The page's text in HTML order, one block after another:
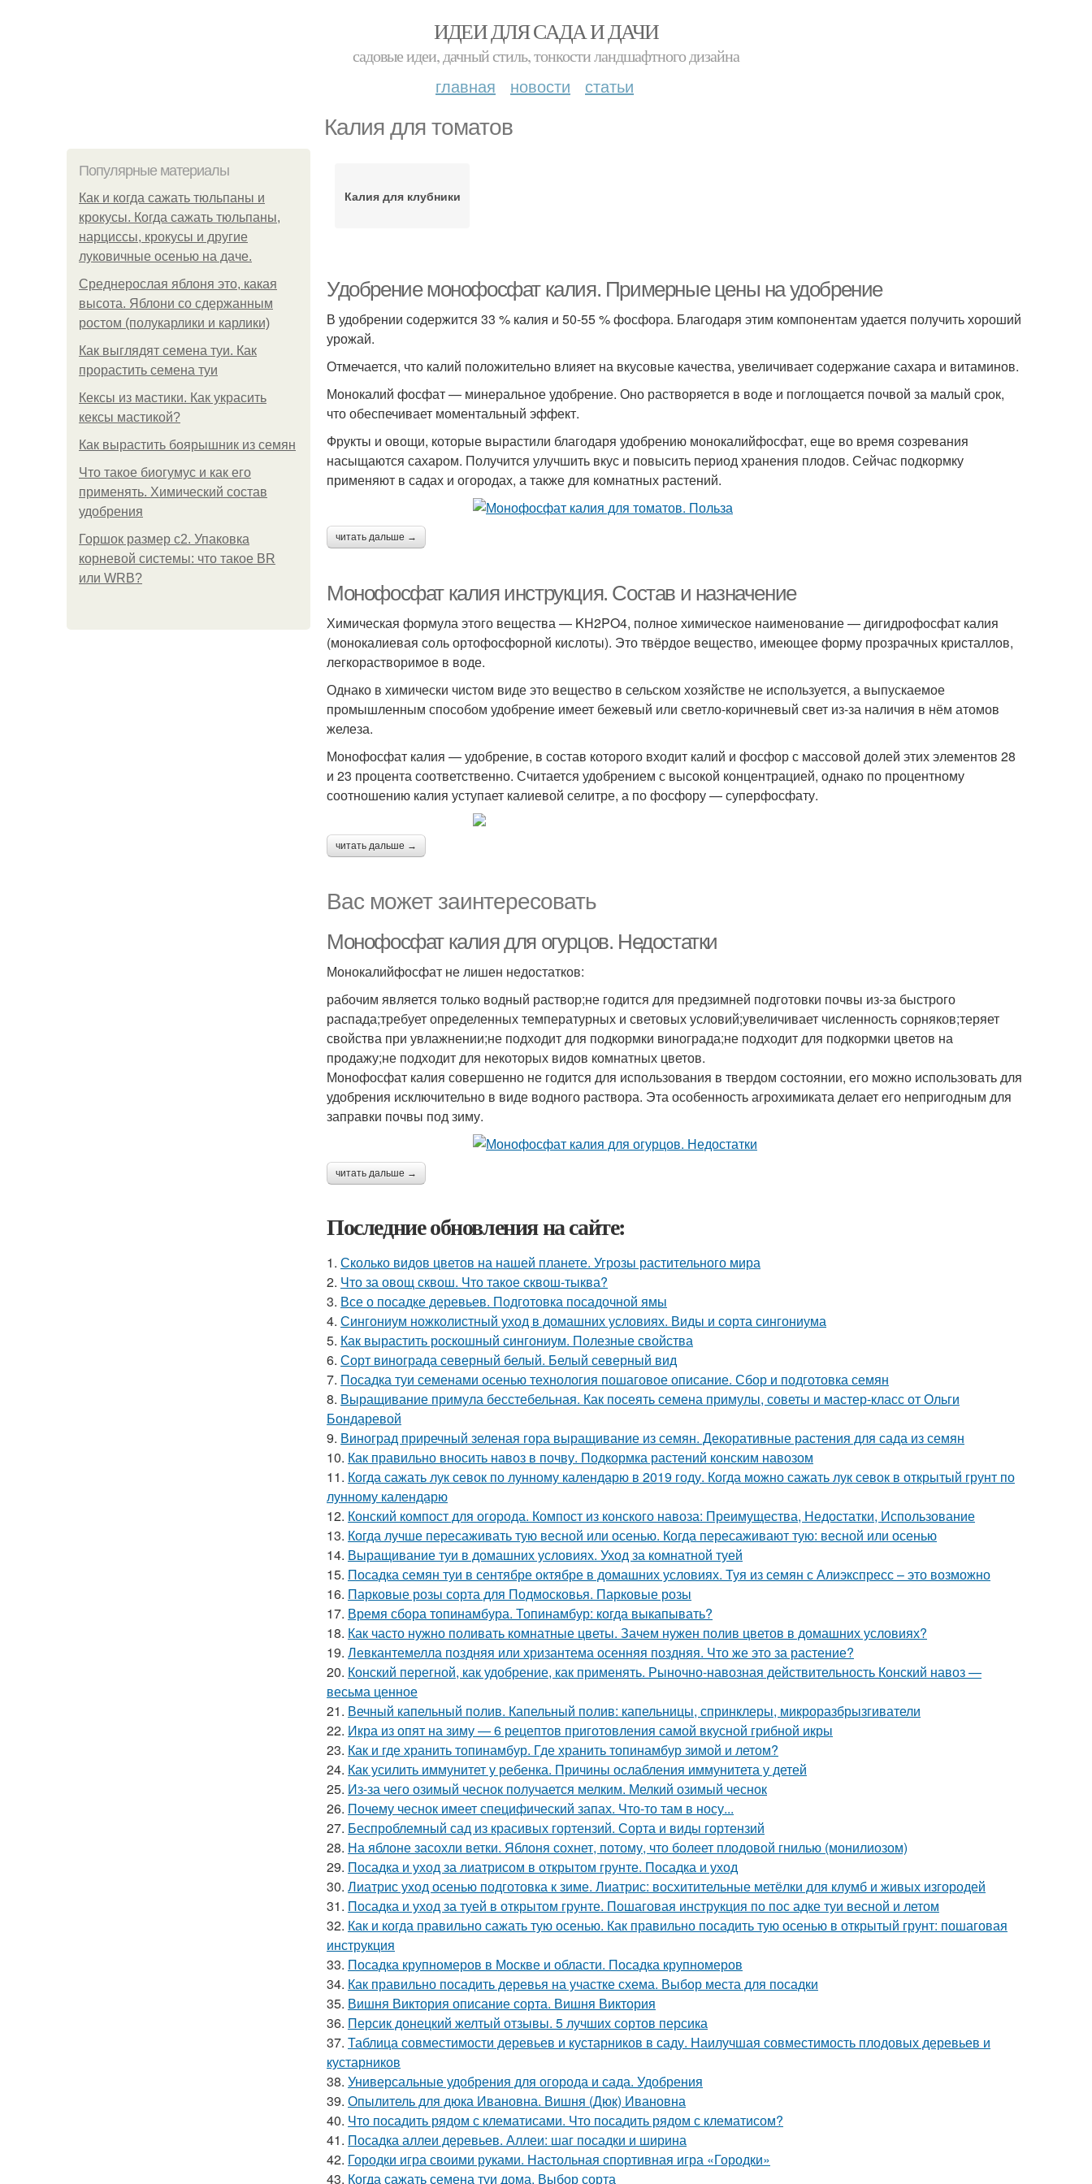
ИДЕИ ДЛЯ САДА И ДАЧИ
садовые идеи, дачный стиль, тонкости ландшафтного дизайна
главная новости статьи
Калия для томатов
Популярные материалы
Как и когда сажать тюльпаны и
крокусы. Когда сажать тюльпаны,
нарциссы, крокусы и другие
луковичные осенью на даче.
Среднерослая яблоня это, какая
высота. Яблони со сдержанным
ростом (полукарлики и карлики)
Как выглядят семена туи. Как
прорастить семена туи
Кексы из мастики. Как украсить
кексы мастикой?
Как вырастить боярышник из семян
Что такое биогумус и как его
применять. Химический состав
удобрения
Горшок размер с2. Упаковка
корневой системы: что такое BR
или WRB?
Калия для клубники
Удобрение монофосфат калия. Примерные цены на удобрение
В удобрении содержится 33 % калия и 50-55 % фосфора. Благодаря этим компонентам удается получить хороший
урожай.
Отмечается, что калий положительно влияет на вкусовые качества, увеличивает содержание сахара и витаминов.
Монокалий фосфат — минеральное удобрение. Оно растворяется в воде и поглощается почвой за малый срок,
что обеспечивает моментальный эффект.
Фрукты и овощи, которые вырастили благодаря удобрению монокалийфосфат, еще во время созревания
насыщаются сахаром. Получится улучшить вкус и повысить период хранения плодов. Сейчас подкормку
применяют в садах и огородах, а также для комнатных растений.
читать дальше →
Монофосфат калия инструкция. Состав и назначение
Химическая формула этого вещества — KH2PO4, полное химическое наименование — дигидрофосфат калия
(монокалиевая соль ортофосфорной кислоты). Это твёрдое вещество, имеющее форму прозрачных кристаллов,
легкорастворимое в воде.
Однако в химически чистом виде это вещество в сельском хозяйстве не используется, а выпускаемое
промышленным способом удобрение имеет бежевый или светло-коричневый свет из-за наличия в нём атомов
железа.
Монофосфат калия — удобрение, в состав которого входит калий и фосфор с массовой долей этих элементов 28
и 23 процента соответственно. Считается удобрением с высокой концентрацией, однако по процентному
соотношению калия уступает калиевой селитре, а по фосфору — суперфосфату.
читать дальше →
Вас может заинтересовать
Монофосфат калия для огурцов. Недостатки
Монокалийфосфат не лишен недостатков:
рабочим является только водный раствор;не годится для предзимней подготовки почвы из-за быстрого
распада;требует определенных температурных и световых условий;увеличивает численность сорняков;теряет
свойства при увлажнении;не подходит для подкормки винограда;не подходит для подкормки цветов на
продажу;не подходит для некоторых видов комнатных цветов.
Монофосфат калия совершенно не годится для использования в твердом состоянии, его можно использовать для
удобрения исключительно в виде водного раствора. Эта особенность агрохимиката делает его непригодным для
заправки почвы под зиму.
читать дальше →
Последние обновления на сайте:
1. Сколько видов цветов на нашей планете. Угрозы растительного мира
2. Что за овощ сквош. Что такое сквош-тыква?
3. Все о посадке деревьев. Подготовка посадочной ямы
4. Сингониум ножколистный уход в домашних условиях. Виды и сорта сингониума
5. Как вырастить роскошный сингониум. Полезные свойства
6. Сорт винограда северный белый. Белый северный вид
7. Посадка туи семенами осенью технология пошаговое описание. Сбор и подготовка семян
8. Выращивание примула бесстебельная. Как посеять семена примулы, советы и мастер-класс от Ольги
Бондаревой
9. Виноград приречный зеленая гора выращивание из семян. Декоративные растения для сада из семян
10. Как правильно вносить навоз в почву. Подкормка растений конским навозом
11. Когда сажать лук севок по лунному календарю в 2019 году. Когда можно сажать лук севок в открытый грунт по
лунному календарю
12. Конский компост для огорода. Компост из конского навоза: Преимущества, Недостатки, Использование
13. Когда лучше пересаживать тую весной или осенью. Когда пересаживают тую: весной или осенью
14. Выращивание туи в домашних условиях. Уход за комнатной туей
15. Посадка семян туи в сентябре октябре в домашних условиях. Туя из семян с Алиэкспресс – это возможно
16. Парковые розы сорта для Подмосковья. Парковые розы
17. Время сбора топинамбура. Топинамбур: когда выкапывать?
18. Как часто нужно поливать комнатные цветы. Зачем нужен полив цветов в домашних условиях?
19. Левкантемелла поздняя или хризантема осенняя поздняя. Что же это за растение?
20. Конский перегной, как удобрение, как применять. Рыночно-навозная действительность Конский навоз —
весьма ценное
21. Вечный капельный полив. Капельный полив: капельницы, спринклеры, микроразбрызгиватели
22. Икра из опят на зиму — 6 рецептов приготовления самой вкусной грибной икры
23. Как и где хранить топинамбур. Где хранить топинамбур зимой и летом?
24. Как усилить иммунитет у ребенка. Причины ослабления иммунитета у детей
25. Из-за чего озимый чеснок получается мелким. Мелкий озимый чеснок
26. Почему чеснок имеет специфический запах. Что-то там в носу...
27. Беспроблемный сад из красивых гортензий. Сорта и виды гортензий
28. На яблоне засохли ветки. Яблоня сохнет, потому, что болеет плодовой гнилью (монилиозом)
29. Посадка и уход за лиатрисом в открытом грунте. Посадка и уход
30. Лиатрис уход осенью подготовка к зиме. Лиатрис: восхитительные метёлки для клумб и живых изгородей
31. Посадка и уход за туей в открытом грунте. Пошаговая инструкция по пос адке туи весной и летом
32. Как и когда правильно сажать тую осенью. Как правильно посадить тую осенью в открытый грунт: пошаговая
инструкция
33. Посадка крупномеров в Москве и области. Посадка крупномеров
34. Как правильно посадить деревья на участке схема. Выбор места для посадки
35. Вишня Виктория описание сорта. Вишня Виктория
36. Персик донецкий желтый отзывы. 5 лучших сортов персика
37. Таблица совместимости деревьев и кустарников в саду. Наилучшая совместимость плодовых деревьев и
кустарников
38. Универсальные удобрения для огорода и сада. Удобрения
39. Опылитель для дюка Ивановна. Вишня (Дюк) Ивановна
40. Что посадить рядом с клематисами. Что посадить рядом с клематисом?
41. Посадка аллеи деревьев. Аллеи: шаг посадки и ширина
42. Городки игра своими руками. Настольная спортивная игра «Городки»
43. Когда сажать семена туи дома. Выбор сорта